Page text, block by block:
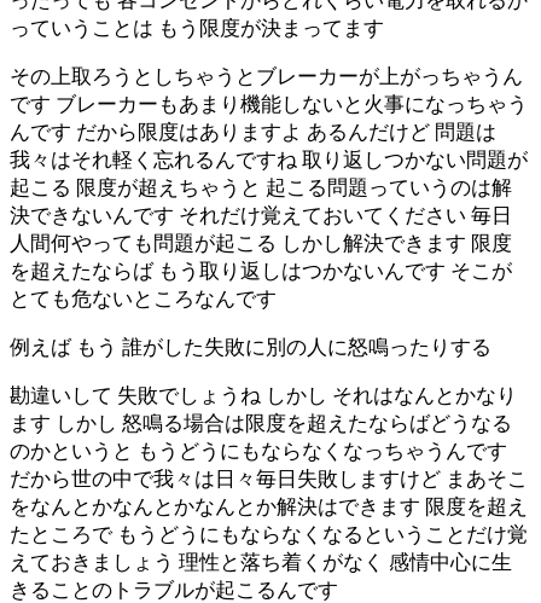
っていうことは もう限度が決まってます
その上取ろうとしちゃうとブレーカーが上がっちゃうん
です ブレーカーもあまり機能しないと火事になっちゃう
んです だから限度はありますよ あるんだけど 問題は
我々はそれ軽く忘れるんですね 取り返しつかない問題が
起こる 限度が超えちゃうと 起こる問題っていうのは解
決できないんです それだけ覚えておいてください 毎日
人間何やっても問題が起こる しかし解決できます 限度
を超えたならば もう取り返しはつかないんです そこが
とても危ないところなんです
例えば もう 誰がした失敗に別の人に怒鳴ったりする
勘違いして 失敗でしょうね しかし それはなんとかなり
ます しかし 怒鳴る場合は限度を超えたならばどうなる
のかというと もうどうにもならなくなっちゃうんです
だから世の中で我々は日々毎日失敗しますけど まあそこ
をなんとかなんとかなんとか解決はできます 限度を超え
たところで もうどうにもならなくなるということだけ覚
えておきましょう 理性と落ち着くがなく 感情中心に生
きることのトラブルが起こるんです